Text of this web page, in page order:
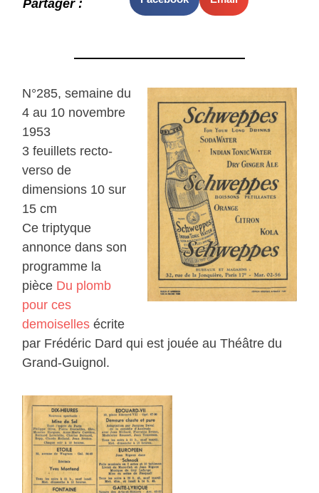
Partager :
N°285, semaine du
4 au 10 novembre
1953
3 feuillets recto-
verso de
dimensions 10 sur
15 cm
Ce triptyque
annonce dans son
programme la
pièce Du plomb
pour ces
demoiselles écrite
par Frédéric Dard qui est jouée au Théâtre du
Grand-Guignol.